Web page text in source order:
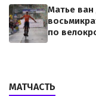
Матье ван
по
МАТЧАСТЬ